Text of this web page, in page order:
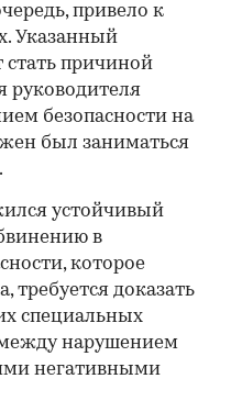
привело к
Указанный
причиной
руководителя
безопасности на
был заниматься
устойчивый
в
которое
требуется доказать
специальных
между нарушением
негативными